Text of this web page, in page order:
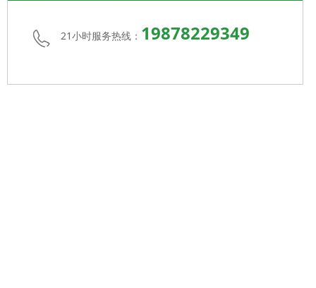
21小时服务热线： 19878229349